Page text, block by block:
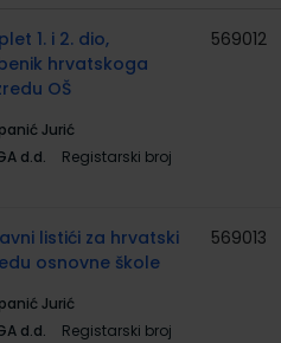
1. i 2. dio,
hrvatskoga
OŠ
Jurić
d.d.
Registarski broj
569012
listići za hrvatski
osnovne škole
Jurić
d.d.
Registarski broj
569013